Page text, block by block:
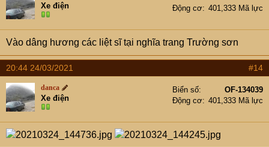
Xe điện
Động cơ
401,333 Mã lực
Vào dâng hương các liệt sĩ tại nghĩa trang Trường sơn
20:44 24/03/2021 #14
danca
Xe điện
Biển số
OF-134039
Động cơ
401,333 Mã lực